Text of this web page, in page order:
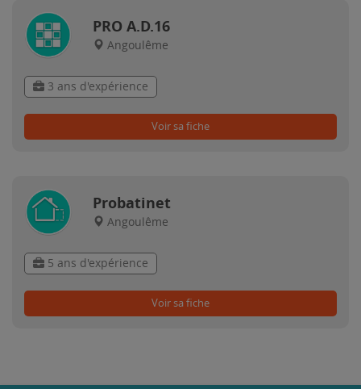
PRO A.D.16
Angoulême
3 ans d'expérience
Voir sa fiche
Probatinet
Angoulême
5 ans d'expérience
Voir sa fiche